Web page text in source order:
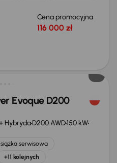
Cena promocyjna
116 000 zł
Evoque D200
HybrydaD200 AWD150 kW
serwisowa
+11 kolejnych